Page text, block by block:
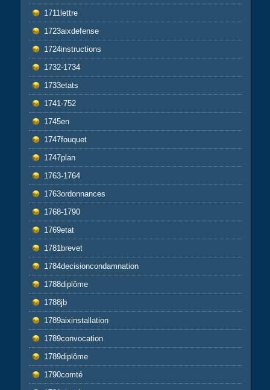
1711lettre
1723aixdefense
1724instructions
1732-1734
1733etats
1741-752
1745en
1747fouquet
1747plan
1763-1764
1763ordonnances
1768-1790
1769etat
1781brevet
1784decisioncondamnation
1788diplôme
1788jb
1789aixinstallation
1789convocation
1789diplôme
1790comté